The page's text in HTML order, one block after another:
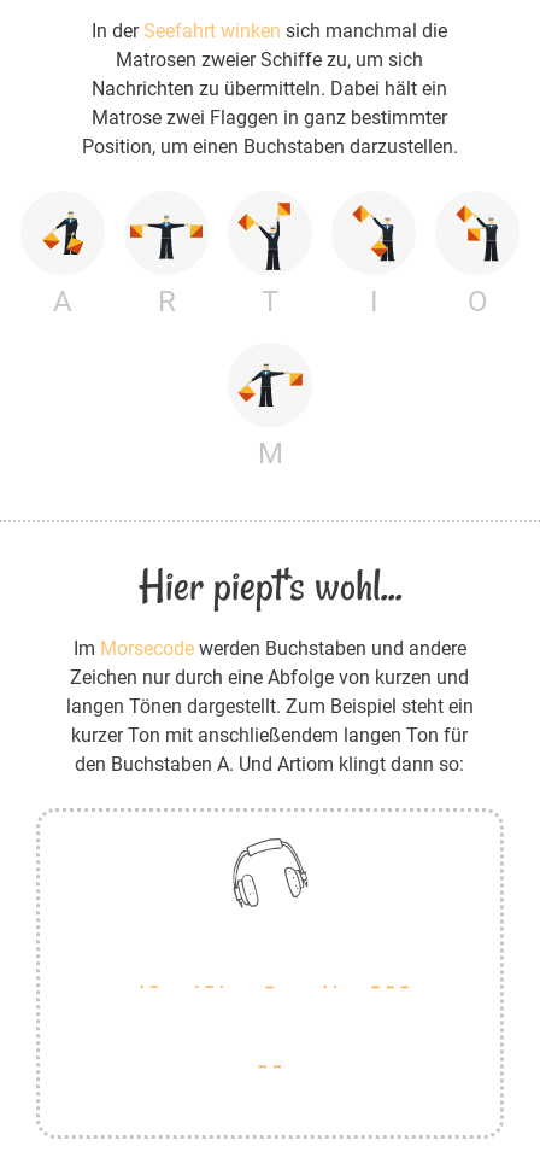
In derSeefahrt winken sich manchmal die
Matrosen zweier Schiffe zu, um sich
Nachrichten zu übermitteln. Dabei hält ein
Matrose zwei Flaggen in ganz bestimmter
Position, um einen Buchstaben darzustellen.
A R T I O
M
Hier piept's wohl...
Im Morsecodewerden Buchstaben und andere
Zeichen nur durch eine Abfolge von kurzen und
langen Tönen dargestellt. Zum Beispiel steht ein
kurzer Ton mit anschließendem langen Ton für
den Buchstaben A. Und Artiom klingt dann so: